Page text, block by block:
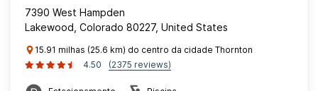
7390 West Hampden
Lakewood, Colorado 80227, United States
15.91 milhas (25.6 km) do centro da cidade Thornton
4.50
(2375 reviews)